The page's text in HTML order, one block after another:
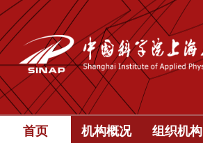
首页 机构概况 组织机构